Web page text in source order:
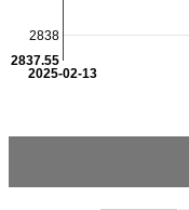
2025-02-13
2838
2837.55